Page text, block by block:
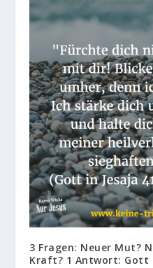
3 Fragen: Neuer Mut?
Kraft? 1 Antwort: Gott